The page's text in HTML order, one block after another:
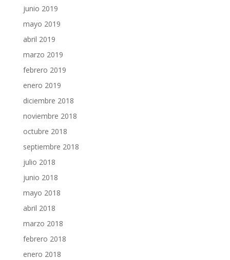
junio 2019
mayo 2019
abril 2019
marzo 2019
febrero 2019
enero 2019
diciembre 2018
noviembre 2018
octubre 2018
septiembre 2018
julio 2018
junio 2018
mayo 2018
abril 2018
marzo 2018
febrero 2018
enero 2018